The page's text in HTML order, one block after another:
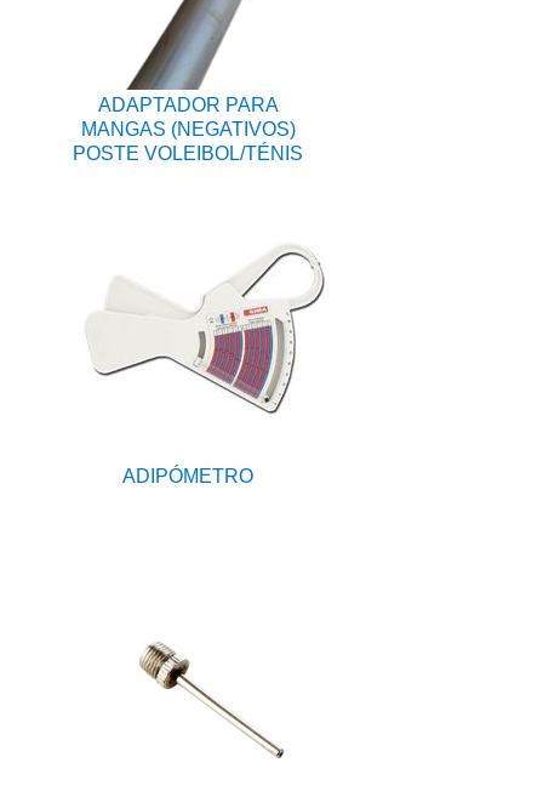
ADAPTADOR PARA
MANGAS (NEGATIVOS)
POSTE VOLEIBOL/TÉNIS
ADIPÓMETRO